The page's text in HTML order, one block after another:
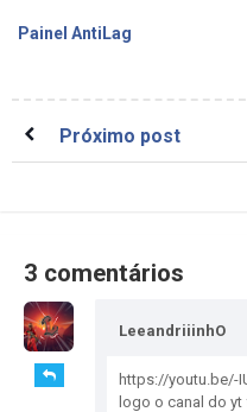
Painel AntiLag
Próximo post
3 comentários
LeeandriiinhO
https://youtu.be/-
logo o canal do yt